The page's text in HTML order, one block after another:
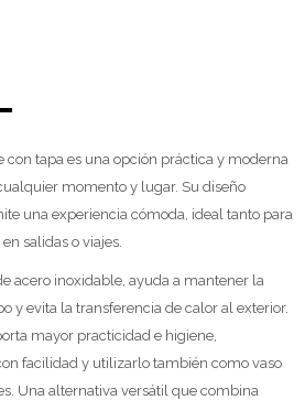
con tapa es una opción práctica y moderna
momento y lugar. Su diseño
una experiencia cómoda, ideal tanto para
salidas o viajes.
acero inoxidable, ayuda a mantener la
y evita la transferencia de calor al exterior.
mayor practicidad e higiene,
facilidad y utilizarlo también como vaso
Una alternativa versátil que combina